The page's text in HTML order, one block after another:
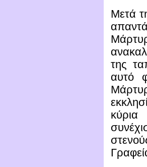
Μετά
της
αυτό